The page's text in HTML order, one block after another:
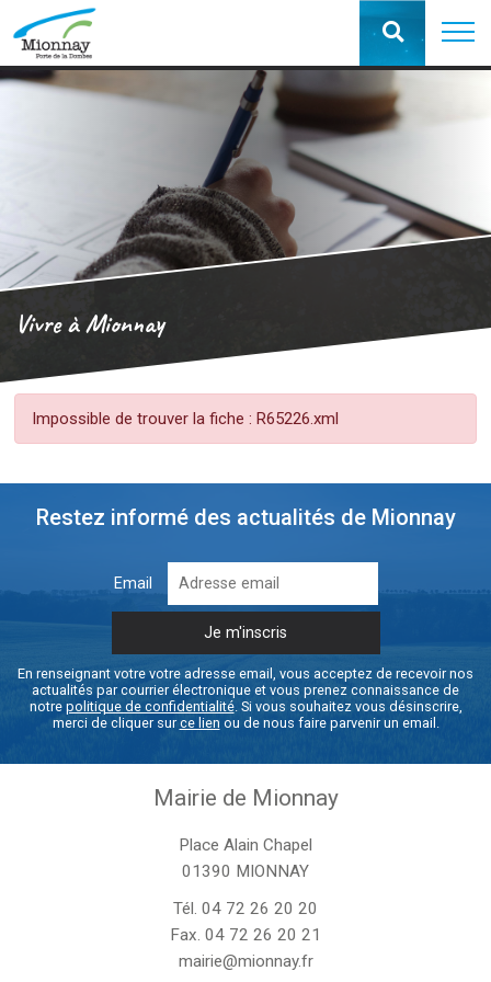
Vivre à Mionnay
Impossible de trouver la fiche : R65226.xml
Restez informé des actualités de Mionnay
Email
En renseignant votre votre adresse email, vous acceptez de recevoir nos
actualités par courrier électronique et vous prenez connaissance de
notre politique de confidentialité. Si vous souhaitez vous désinscrire,
merci de cliquer surce lien ou de nous faire parvenir un email.
Mairie de Mionnay
Place Alain Chapel
01390 MIONNAY
Tél. 04 72 26 20 20
Fax. 04 72 26 20 21
mairie@mionnay.fr